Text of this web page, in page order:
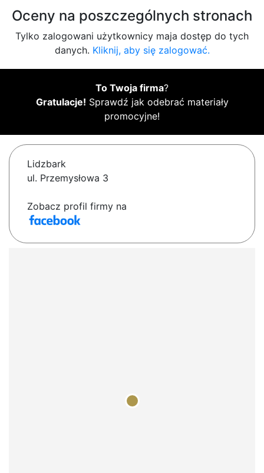
Oceny na poszczególnych stronach
Tylko zalogowani użytkownicy maja dostęp do tych
danych. Kliknij, aby się zalogować.
To Twoja firma?
Gratulacje! Sprawdź jak odebrać materiały
promocyjne!
Lidzbark
ul. Przemysłowa 3
Zobacz profil firmy na